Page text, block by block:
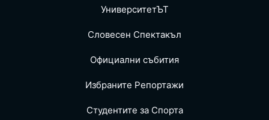
УниверситетЪТ
Словесен Спектакъл
Официални събития
Избраните Репoртажи
Студентите за Спортa